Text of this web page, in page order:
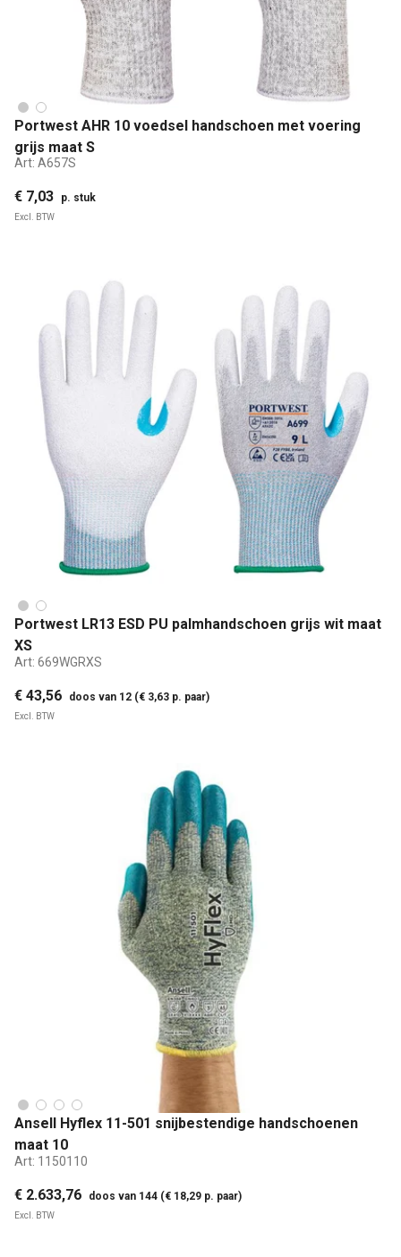
Portwest AHR 10 voedsel handschoen met voering
grijs maat S
Art: A657S
€ 7,03 p. stuk
Excl. BTW
Portwest LR13 ESD PU palmhandschoen grijs wit maat
XS
Art: 669WGRXS
€ 43,56 doos van 12 (€ 3,63 p. paar)
Excl. BTW
Ansell Hyflex 11-501 snijbestendige handschoenen
maat 10
Art: 1150110
€ 2.633,76 doos van 144 (€ 18,29 p. paar)
Excl. BTW